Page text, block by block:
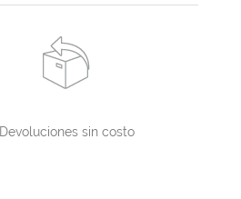
Devoluciones sin costo